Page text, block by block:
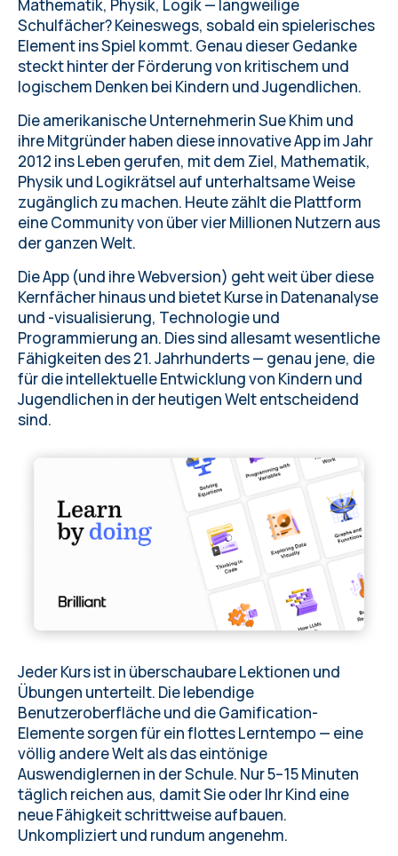
Mathematik, Physik, Logik — langweilige
Schulfächer? Keineswegs, sobald ein spielerisches
Element ins Spiel kommt. Genau dieser Gedanke
steckt hinter der Förderung von kritischem und
logischem Denken bei Kindern und Jugendlichen.
Die amerikanische Unternehmerin Sue Khim und
ihre Mitgründer haben diese innovative Appim Jahr
2012 ins Leben gerufen, mit dem Ziel, Mathematik,
Physik und Logikrätsel auf unterhaltsame Weise
zugänglich zu machen. Heute zählt die Plattform
eine Community von über vier Millionen Nutzern aus
der ganzen Welt.
Die App (und ihre Webversion) geht weit über diese
Kernfächer hinaus und bietet Kurse in Datenanalyse
und -visualisierung, Technologie und
Programmierung an. Dies sind allesamt wesentliche
Fähigkeiten des 21. Jahrhunderts — genau jene, die
für die intellektuelle Entwicklung von Kindern und
Jugendlichen in der heutigen Welt entscheidend
sind.
Jeder Kurs ist in überschaubare Lektionen und
Übungen unterteilt. Die lebendige
Benutzeroberfläche und die Gamification-
Elemente sorgen für ein flottes Lerntempo — eine
völlig andere Welt als das eintönige
Auswendiglernen in der Schule. Nur 5–15 Minuten
täglich reichen aus, damit Sie oder Ihr Kind eine
neue Fähigkeit schrittweise aufbauen.
Unkompliziert und rundum angenehm.